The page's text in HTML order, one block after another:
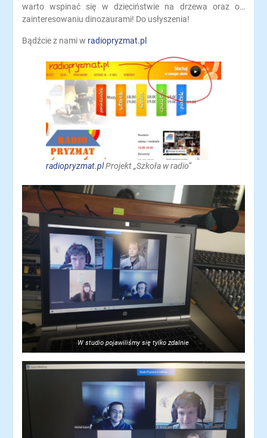
warto wspinać się w dzieciństwie na drzewa oraz o…
zainteresowaniu dinozaurami! Do usłyszenia!
Bądźcie z nami w radiopryzmat.pl
radiopryzmat.plProjekt „Szkoła w radio”
W studio pojawiliśmy się tylko zdalnie